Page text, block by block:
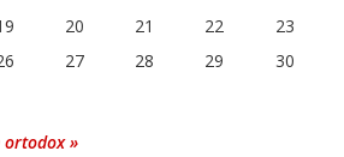
20 21 22
23
27 28 29
30
ortodox »